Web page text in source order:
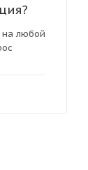
на любой